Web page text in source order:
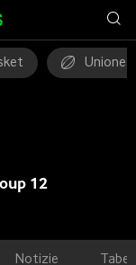
Unione
12
Notizie